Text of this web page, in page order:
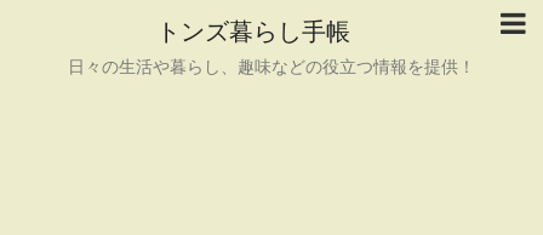
トンズ暮らし手帳
日々の生活や暮らし、趣味などの役立つ情報を提供！